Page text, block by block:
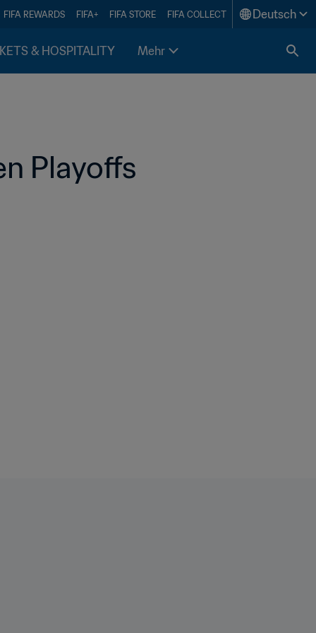
FIFA REWARDS FIFA+ FIFA STORE FIFA COLLECT Deutsch
& HOSPITALITY Mehr
Playoffs